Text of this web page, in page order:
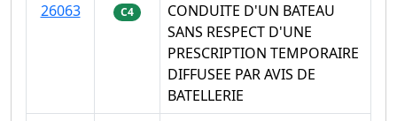
26063
C4
CONDUITE D'UN BATEAU
SANS RESPECT D'UNE
PRESCRIPTION TEMPORAIRE
DIFFUSEE PAR AVIS DE
BATELLERIE